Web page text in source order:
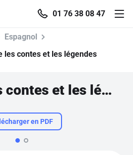
01 76 38 08 47
Espagnol
les contes et les légendes
Connaître les contes et les légendes populaires
en PDF